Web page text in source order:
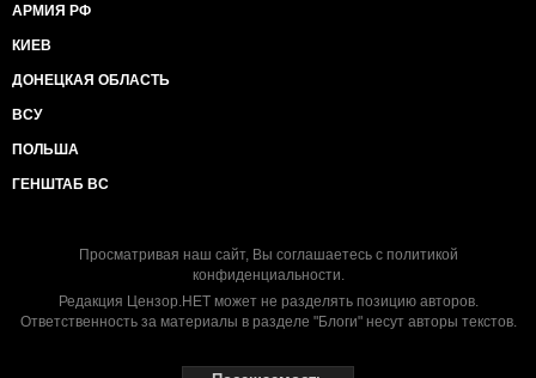
АРМИЯ РФ
КИЕВ
ДОНЕЦКАЯ ОБЛАСТЬ
ВСУ
ПОЛЬША
ГЕНШТАБ ВС
Просматривая наш сайт, Вы соглашаетесь с политикой
конфиденциальности.
Редакция Цензор.НЕТ может не разделять позицию авторов.
Ответственность за материалы в разделе "Блоги" несут авторы текстов.